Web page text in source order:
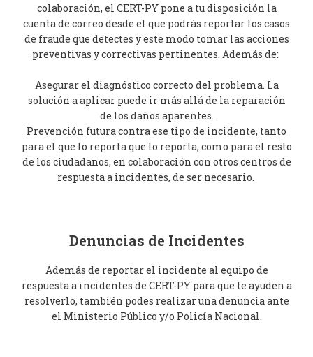
colaboración, el CERT-PY pone a tu disposición la
cuenta de correo desde el que podrás reportar los casos
de fraude que detectes y este modo tomar las acciones
preventivas y correctivas pertinentes. Además de:
Asegurar el diagnóstico correcto del problema. La
solución a aplicar puede ir más allá de la reparación
de los daños aparentes.
Prevención futura contra ese tipo de incidente, tanto
para el que lo reporta que lo reporta, como para el resto
de los ciudadanos, en colaboración con otros centros de
respuesta a incidentes, de ser necesario.
Denuncias de Incidentes
Además de reportar el incidente al equipo de
respuesta a incidentes de CERT-PY para que te ayuden a
resolverlo, también podes realizar una denuncia ante
el Ministerio Público y/o Policía Nacional.